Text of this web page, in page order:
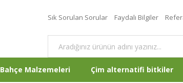
Sık Sorulan Sorular Faydalı Bilgiler
Bahçe Malzemeleri Çim alternatifi bitkiler